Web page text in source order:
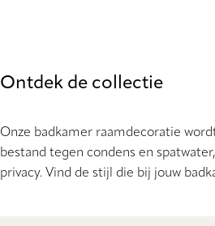
Ontdek de collectie
Onze badkamer raamdecoratie
bestand tegen condens en
privacy. Vind de stijl die bij jouw